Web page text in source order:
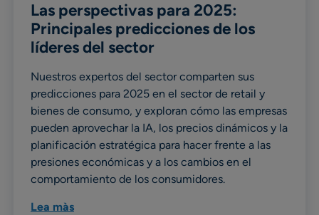
Las perspectivas para 2025:
Principales predicciones de los
líderes del sector
Nuestros expertos del sector comparten sus
predicciones para 2025 en el sector de retail y
bienes de consumo, y exploran cómo las empresas
pueden aprovechar la IA, los precios dinámicos y la
planificación estratégica para hacer frente a las
presiones económicas y a los cambios en el
comportamiento de los consumidores.
Lea màs